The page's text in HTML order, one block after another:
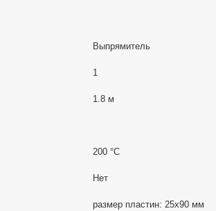
Выпрямитель
1
1.8 м
200 °C
Нет
размер пластин: 25х90 мм